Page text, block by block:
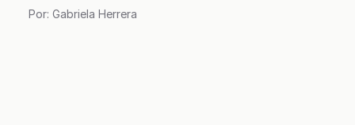
Por: Gabriela Herrera